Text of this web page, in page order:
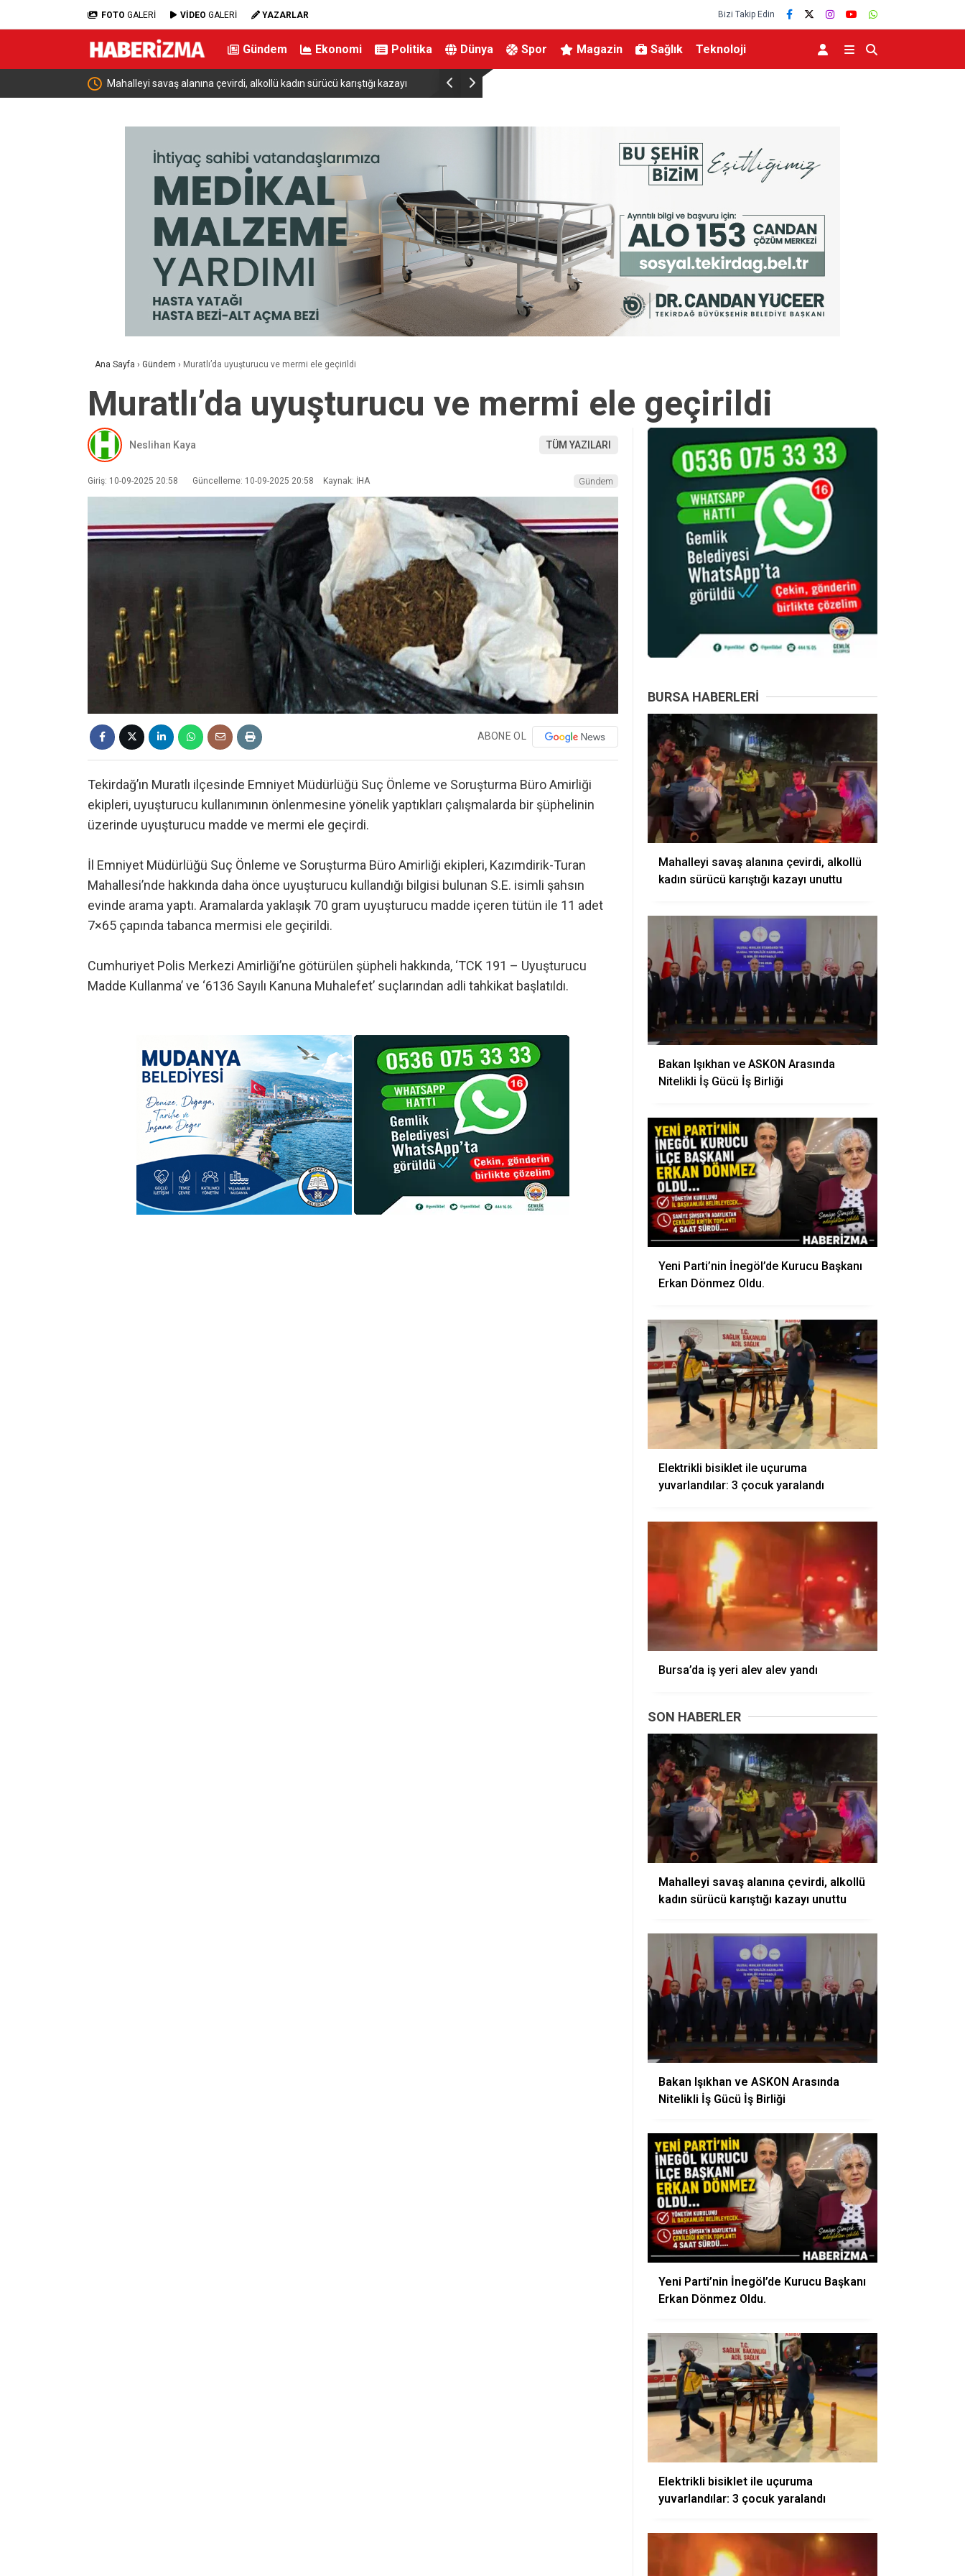
FOTO GALERİ VİDEO GALERİ YAZARLAR Bizi Takip Edin
Gündem Ekonomi Politika Dünya Spor Magazin Sağlık Teknoloji
Mahalleyi savaş alanına çevirdi, alkollü kadın sürücü karıştığı kazayı Bakan Işıkhan ve ASKON Arasında Nitelikli İş Gücü İş Birliği
Ana Sayfa › Gündem › Muratlı’da uyuşturucu ve mermi ele geçirildi
Muratlı’da uyuşturucu ve mermi ele geçirildi
Neslihan Kaya TÜM YAZILARI
Giriş: 10-09-2025 20:58 Güncelleme: 10-09-2025 20:58 Kaynak: İHA Gündem
ABONE OL
Tekirdağ’ın Muratlı ilçesinde Emniyet Müdürlüğü Suç Önleme ve Soruşturma Büro Amirliği
ekipleri, uyuşturucu kullanımının önlenmesine yönelik yaptıkları çalışmalarda bir şüphelinin
üzerinde uyuşturucu madde ve mermi ele geçirdi.
İl Emniyet Müdürlüğü Suç Önleme ve Soruşturma Büro Amirliği ekipleri, Kazımdirik-Turan
Mahallesi’nde hakkında daha önce uyuşturucu kullandığı bilgisi bulunan S.E. isimli şahsın
evinde arama yaptı. Aramalarda yaklaşık 70 gram uyuşturucu madde içeren tütün ile 11 adet
7×65 çapında tabanca mermisi ele geçirildi.
Cumhuriyet Polis Merkezi Amirliği’ne götürülen şüpheli hakkında, ‘TCK 191 – Uyuşturucu
Madde Kullanma’ ve ‘6136 Sayılı Kanuna Muhalefet’ suçlarından adli tahkikat başlatıldı.
BURSA HABERLERI
Mahalleyi savaş alanına çevirdi, alkollü
kadın sürücü karıştığı kazayı unuttu
Bakan Işıkhan ve ASKON Arasında
Nitelikli İş Gücü İş Birliği
Yeni Parti’nin İnegöl’de Kurucu Başkanı
Erkan Dönmez Oldu.
Elektrikli bisiklet ile uçuruma
yuvarlandılar: 3 çocuk yaralandı
Bursa’da iş yeri alev alev yandı
SON HABERLER
Mahalleyi savaş alanına çevirdi, alkollü
kadın sürücü karıştığı kazayı unuttu
Bakan Işıkhan ve ASKON Arasında
Nitelikli İş Gücü İş Birliği
Yeni Parti’nin İnegöl’de Kurucu Başkanı
Erkan Dönmez Oldu.
Elektrikli bisiklet ile uçuruma
yuvarlandılar: 3 çocuk yaralandı